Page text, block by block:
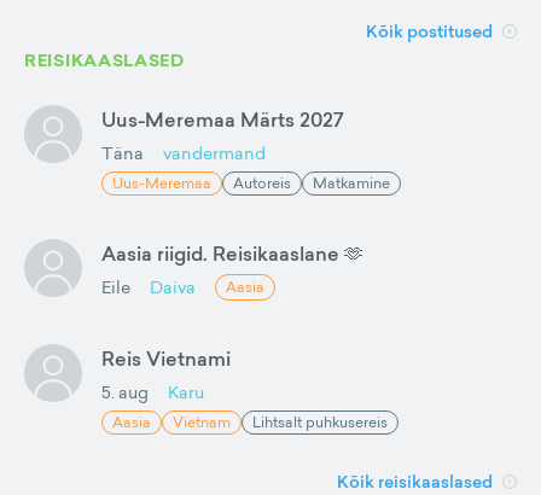
Kõik postitused
REISIKAASLASED
Uus-Meremaa Märts 2027
Täna vandermand
Uus-Meremaa Autoreis Matkamine
Aasia riigid. Reisikaaslane 🫶
Eile Daiva Aasia
Reis Vietnami
5. aug Karu
Aasia Vietnam Lihtsalt puhkusereis
Kõik reisikaaslased